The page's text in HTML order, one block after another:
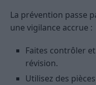
La prévention passe
une vigilance accrue :
Faites contrôler
révision.
Utilisez des